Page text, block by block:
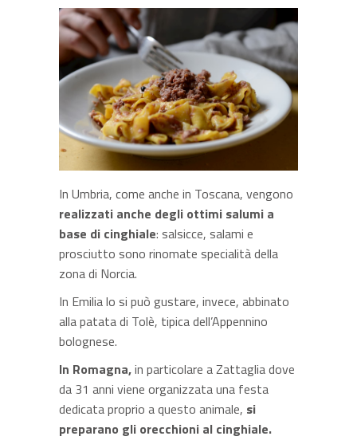
In Umbria, come anche in Toscana, vengono
realizzati anche degli ottimi salumi a
base di cinghiale: salsicce, salami e
prosciutto sono rinomate specialità della
zona di Norcia.
In Emilia lo si può gustare, invece, abbinato
alla patata di Tolè, tipica dell’Appennino
bolognese.
In Romagna,in particolare a Zattaglia dove
da 31 anni viene organizzata una festa
dedicata proprio a questo animale, si
preparano gli orecchioni al cinghiale.